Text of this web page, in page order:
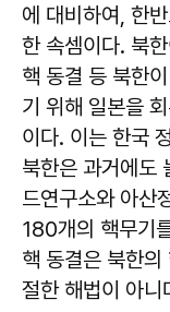
에 대비하여, 한
한 속셈이다. 북
핵 동결 등 북한
기 위해 일본을
이다. 이는 한국
북한은 과거에도
드연구소와 아산
180개의 핵무기
핵 동결은 북한
절한 해법이 아니